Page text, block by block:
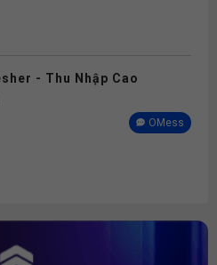
- Thu Nhập Cao
OMess